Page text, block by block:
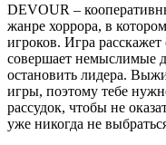
DEVOUR –
жанре хоррора, в
игроков. Игра
совершает немыслимые
остановить лидера.
игры, поэтому тебе
рассудок, чтобы не
уже никогда не